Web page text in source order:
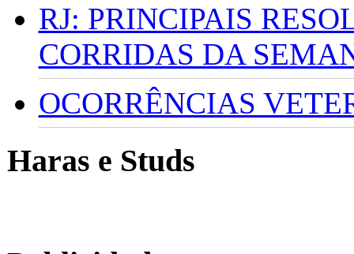
RJ: PRINCIPAIS
CORRIDAS DA
OCORRÊNCIAS
Haras e Studs